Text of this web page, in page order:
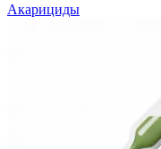
Акарициды